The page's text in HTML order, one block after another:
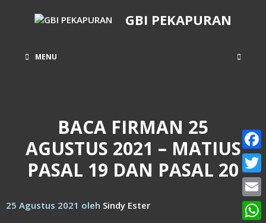
GBI PEKAPURAN
MENU
BACA FIRMAN 25
AGUSTUS 2021 – MATIUS
PASAL 19 DAN PASAL 20
25 Agustus 2021 oleh Sindy Ester
Email